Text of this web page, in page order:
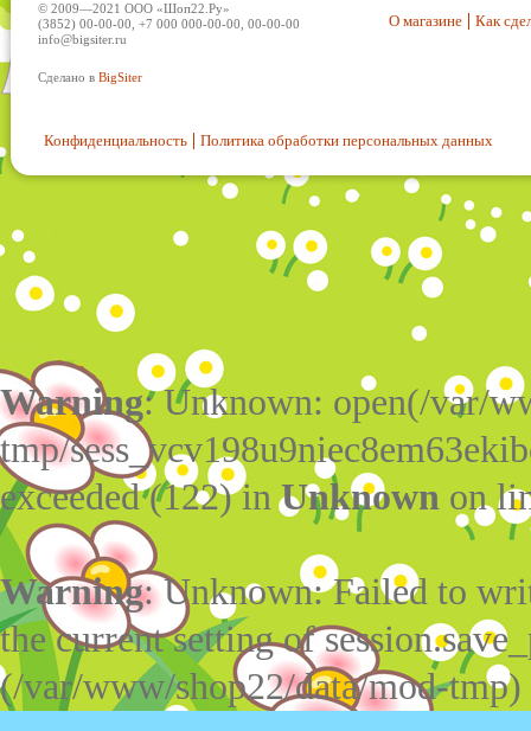
© 2009—2021 ООО «Шоп22.Ру»
(3852) 00-00-00, +7 000 000-00-00, 00-00-00
info@bigsiter.ru
Сделано в BigSiter
О магазине Как
Конфиденциальность Политика обработки персональных данных
Warning: Unknown: open(/var/
tmp/
exceeded (122) inUnknown on
Warning: Unknown: Failed to
the current setting of
(/var/www/shop22/data/mod-